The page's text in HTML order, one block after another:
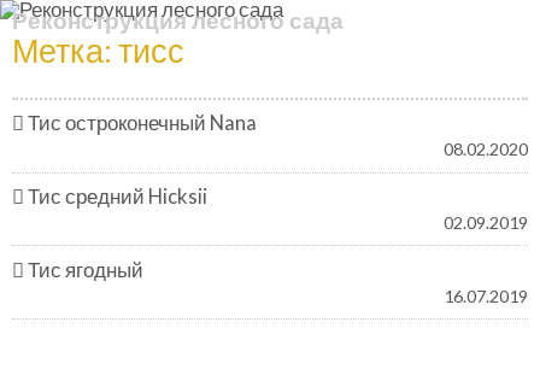
Реконструкция лесного сада
Метка: тисс
Тис остроконечный Nana
08.02.2020
Тис средний Hicksii
02.09.2019
Тис ягодный
16.07.2019